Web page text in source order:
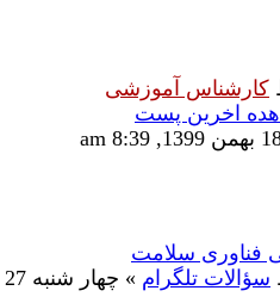
کارشناس آموزشی
اخرین پست
فناوری سلامت
سؤالات تلگرام » چهار شنبه 27 بهمن 1395, 1:20 pm